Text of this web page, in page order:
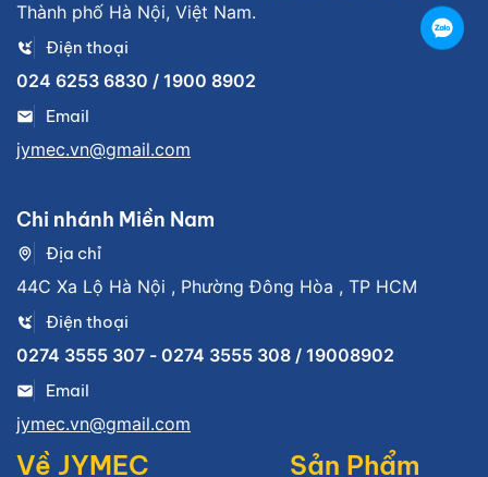
Thành phố Hà Nội, Việt Nam.
Điện thoại
024 6253 6830 / 1900 8902
Email
jymec.vn@gmail.com
Chi nhánh Miền Nam
Địa chỉ
44C Xa Lộ Hà Nội , Phường Đông Hòa , TP HCM
Điện thoại
0274 3555 307 - 0274 3555 308 / 19008902
Email
jymec.vn@gmail.com
Về JYMEC Sản Phẩm